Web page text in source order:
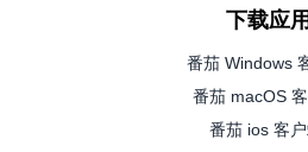
下载应用
番茄 Windows
番茄 macOS
番茄 ios 客